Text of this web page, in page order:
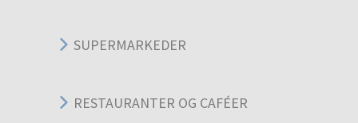
SUPERMARKEDER
RESTAURANTER OG CAFÉER